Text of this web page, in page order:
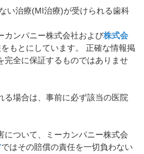
い治療(MI治療)が受けられる歯科
カンパニー株式会社および株式会
もとにしています。 正確な情報掲
完全に保証するものではありませ
る場合は、事前に必ず該当の医院
について、ミーカンパニー株式会
ではその賠償の責任を一切負わない